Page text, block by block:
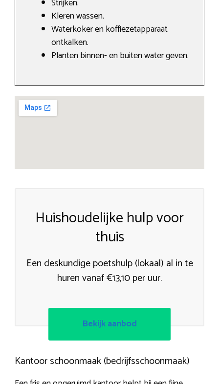
Kleren wassen.
Waterkoker en koffiezetapparaat
ontkalken.
Planten binnen- en buiten water geven.
Huishoudelijke hulp voor
thuis
Een deskundige poetshulp (lokaal) al in te
huren vanaf €13,10 per uur.
Bekijk aanbod
Kantoor schoonmaak (bedrijfsschoonmaak)